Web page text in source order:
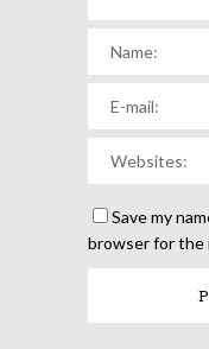
Save my
browser for the